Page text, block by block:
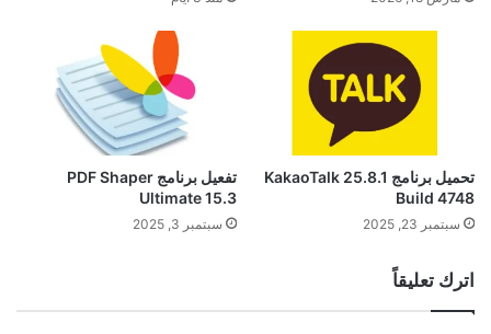
تحميل برنامج KakaoTalk 25.8.1
Build 4748
سبتمبر 23, 2025
تفعيل برنامج PDF Shaper
Ultimate 15.3
سبتمبر 3, 2025
اترك تعليقاً